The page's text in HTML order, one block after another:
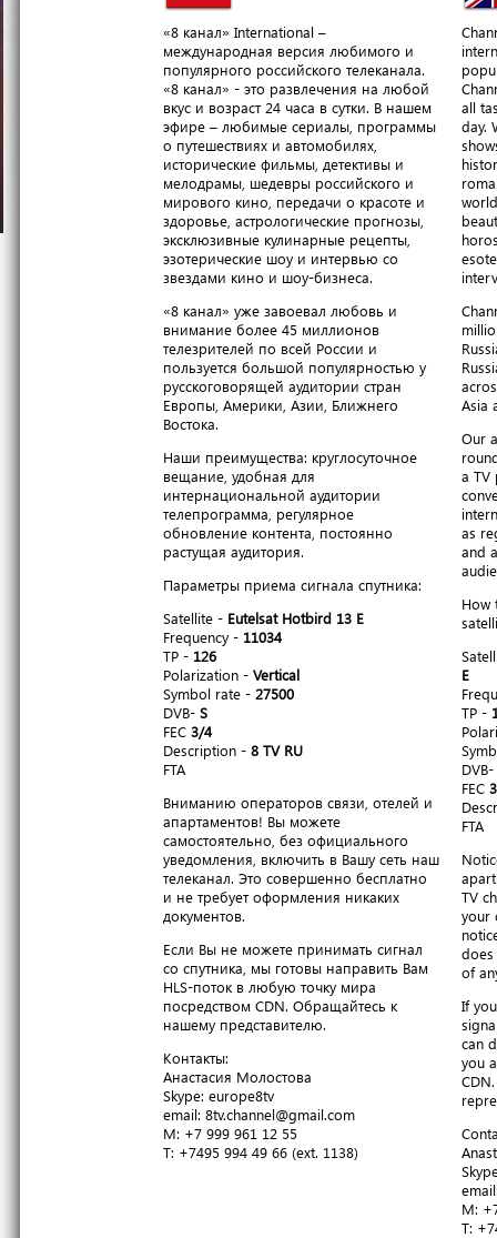
«8 канал» International –
международная версия любимого и
популярного российского телеканала.
«8 канал» - это развлечения на любой
вкус и возраст 24 часа в сутки. В нашем
эфире – любимые сериалы, программы
о путешествиях и автомобилях,
исторические фильмы, детективы и
мелодрамы, шедевры российского и
мирового кино, передачи о красоте и
здоровье, астрологические прогнозы,
эксклюзивные кулинарные рецепты,
эзотерические шоу и интервью со
звездами кино и шоу-бизнеса.
«8 канал» уже завоевал любовь и
внимание более 45 миллионов
телезрителей по всей России и
пользуется большой популярностью у
русскоговорящей аудитории стран
Европы, Америки, Азии, Ближнего
Востока.
Наши преимущества: круглосуточное
вещание, удобная для
интернациональной аудитории
телепрограмма, регулярное
обновление контента, постоянно
растущая аудитория.
Параметры приема сигнала спутника:
Satellite - Eutelsat Hotbird 13 E
Frequency - 11034
TP - 126
Polarization - Vertical
Symbol rate - 27500
DVB- S
FEC 3/4
Description - 8 TV RU
FTA
Вниманию операторов связи, отелей и
апартаментов! Вы можете
самостоятельно, без официального
уведомления, включить в Вашу сеть наш
телеканал. Это совершенно бесплатно
и не требует оформления никаких
документов.
Если Вы не можете принимать сигнал
со спутника, мы готовы направить Вам
HLS-поток в любую точку мира
посредством CDN. Обращайтесь к
нашему представителю.
Контакты:
Анастасия Молостова
​Skype: europe8tv
email: 8tv.channel@gmail.com
M: +7 999 961 12 55
T​: +7495 994 49 66 (ext. 1138)
all
day.
Asia
Our
a TV
as
and
How
E
TP -
DVB-
FEC
FTA
TV
your
of
If
can
you
M:
T​: